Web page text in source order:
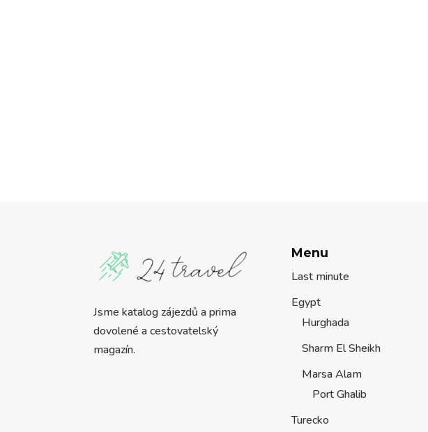
Jsme katalog zájezdů a prima
dovolené a cestovatelský
magazín.
Menu
Last minute
Egypt
Hurghada
Sharm El Sheikh
Marsa Alam
Port Ghalib
Turecko